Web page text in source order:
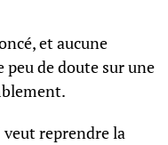
et aucune
de doute sur une
reprendre la